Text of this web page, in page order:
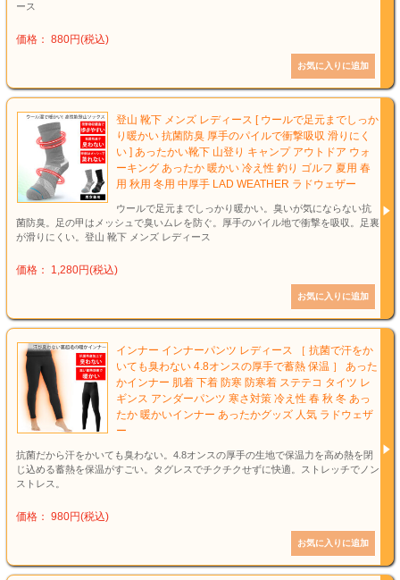
ース
価格： 880円(税込)
登山 靴下 メンズ レディース [ ウールで足元までしっか
り暖かい 抗菌防臭 厚手のパイルで衝撃吸収 滑りにく
い ] あったかい靴下 山登り キャンプ アウトドア ウォ
ーキング あったか 暖かい 冷え性 釣り ゴルフ 夏用 春
用 秋用 冬用 中厚手 LAD WEATHER ラドウェザー
ウールで足元までしっかり暖かい。臭いが気にならない抗
菌防臭。足の甲はメッシュで臭いムレを防ぐ。厚手のパイル地で衝撃を吸収。足裏
が滑りにくい。登山 靴下 メンズ レディース
価格： 1,280円(税込)
インナー インナーパンツ レディース ［ 抗菌で汗をか
いても臭わない 4.8オンスの厚手で蓄熱 保温 ］ あった
かインナー 肌着 下着 防寒 防寒着 ステテコ タイツ レ
ギンス アンダーパンツ 寒さ対策 冷え性 春 秋 冬 あっ
たか 暖かいインナー あったかグッズ 人気 ラドウェザ
ー
抗菌だから汗をかいても臭わない。4.8オンスの厚手の生地で保温力を高め熱を閉
じ込める蓄熱を保温がすごい。タグレスでチクチクせずに快適。ストレッチでノン
ストレス。
価格： 980円(税込)